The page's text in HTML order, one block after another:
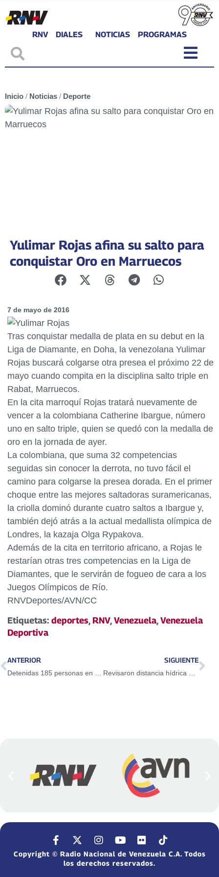
RNV DIALES NOTICIAS PROGRAMAS
Inicio / Noticias / Deporte
Yulimar Rojas afina su salto para
conquistar Oro en Marruecos
7 de mayo de 2016
Tras conquistar medalla de plata en su debut en la
Liga de Diamante, en Doha, la venezolana Yulimar
Rojas buscará colgarse otra presea el próximo 22 de
mayo cuando compita en la disciplina salto triple en
Rabat, Marruecos.
En la cita marroquí Rojas tratará nuevamente de
vencer a la colombiana Catherine Ibargue, número
uno en salto triple, quien se quedó con la medalla de
oro en la jornada de ayer.
La colombiana, que suma 32 competencias
seguidas sin conocer la derrota, no tuvo fácil el
camino para colgarse la presea dorada. En el primer
choque entre las mejores saltadoras suramericanas,
la criolla dominó durante cuatro saltos a Ibargue y,
también dejó atrás a la actual medallista olímpica de
Londres, la kazaja Olga Rypakova.
Además de la cita en territorio africano, a Rojas le
restarían otras tres competencias en la Liga de
Diamantes, que le servirán de fogueo de cara a los
Juegos Olímpicos de Río.
RNVDeportes/AVN/CC
Etiquetas: deportes, RNV,Venezuela,Venezuela
Deportiva
ANTERIOR
Detenidas 185 personas en Miranda vinculadas al bachaqueo
SIGUIENTE
Revisaron distancia hídrica en boca de Máquinas del Guri
Copyright © Radio Nacional de Venezuela C.A. Todos
los derechos reservados.